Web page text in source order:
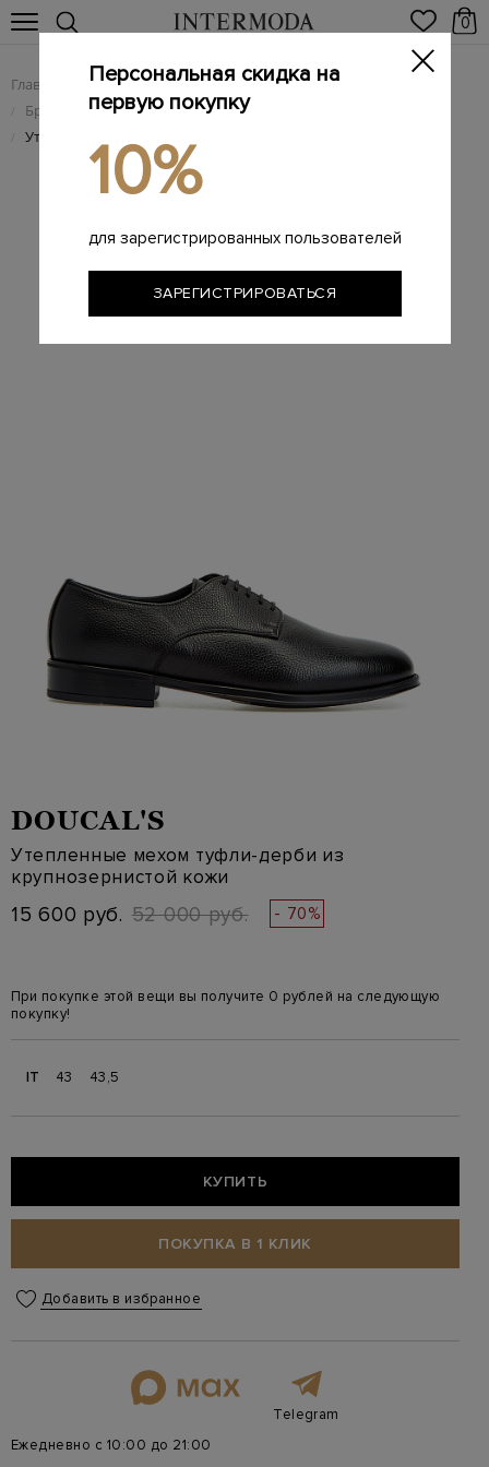
0
Главная Мужчинам / Брендовая мужская обувь
/ Брендовые мужские туфли
/ Утепленные мехом туфли-дерби из крупнозернистой кожи
DOUCAL'S
Утепленные мехом туфли-дерби из
крупнозернистой кожи
15 600 руб. 52 000 руб. - 70%
При покупке этой вещи вы получите 0 рублей на следующую
покупку!
IT 43 43,5
КУПИТЬ
ПОКУПКА В 1 КЛИК
Добавить в избранное
Telegram
Ежедневно с 10:00 до 21:00
Персональная скидка на
первую покупку
10%
для зарегистрированных пользователей
ЗАРЕГИСТРИРОВАТЬСЯ